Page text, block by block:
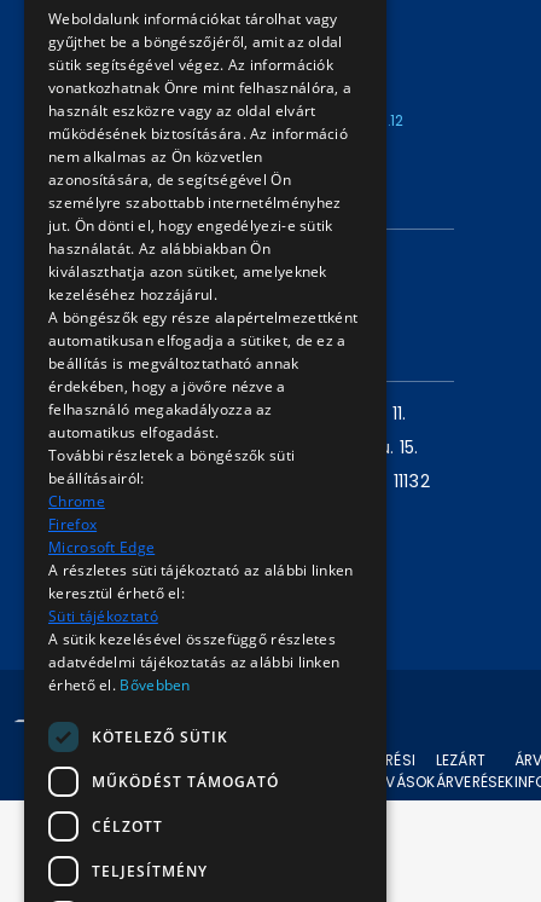
AUTOCOMP (SRG2000)
/ARV2026901656
ARV2026901656
Kezdete: 2026.07.30
15:00
Vége: 2026.08.12
INFORMÁCIÓK
Adatvédelmi nyilatkozat
Árverési információk
ELÉRHETŐSÉG
Levelezési cím:1980 Budapest, Pf. 11.
Székhely:1072 Budapest, Akácfa u. 15.
Központ telefon:
+36 1 461 6500 / 11132
mellék
Írjon nekünk!
ÁRVERÉSEK
ÁRVERÉSI
FELHÍVÁSOK
LEZÁRT
ÁRVERÉSEK
Weboldalunk információkat tárolhat vagy
gyűjthet be a böngészőjéről, amit az oldal
sütik segítségével végez. Az információk
vonatkozhatnak Önre mint felhasználóra, a
használt eszközre vagy az oldal elvárt
működésének biztosítására. Az információ
nem alkalmas az Ön közvetlen
azonosítására, de segítségével Ön
személyre szabottabb internetélményhez
jut. Ön dönti el, hogy engedélyezi-e sütik
használatát. Az alábbiakban Ön
kiválaszthatja azon sütiket, amelyeknek
kezeléséhez hozzájárul.
A böngészők egy része alapértelmezettként
automatikusan elfogadja a sütiket, de ez a
beállítás is megváltoztatható annak
érdekében, hogy a jövőre nézve a
felhasználó megakadályozza az
automatikus elfogadást.
További részletek a böngészők süti
beállításairól:
Chrome
Firefox
Microsoft Edge
A részletes süti tájékoztató az alábbi linken
keresztül érhető el:
Süti tájékoztató
A sütik kezelésével összefüggő részletes
adatvédelmi tájékoztatás az alábbi linken
érhető el. Bővebben
KÖTELEZŐ SÜTIK
MŰKÖDÉST TÁMOGATÓ
CÉLZOTT
TELJESÍTMÉNY